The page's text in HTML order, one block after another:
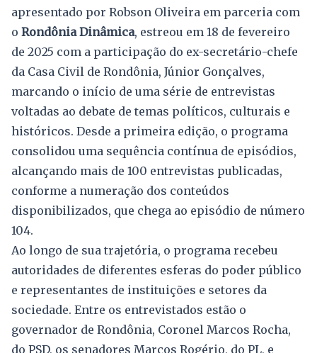
apresentado por Robson Oliveira em parceria com
o Rondônia Dinâmica, estreou em 18 de fevereiro
de 2025 com a participação do ex-secretário-chefe
da Casa Civil de Rondônia, Júnior Gonçalves,
marcando o início de uma série de entrevistas
voltadas ao debate de temas políticos, culturais e
históricos. Desde a primeira edição, o programa
consolidou uma sequência contínua de episódios,
alcançando mais de 100 entrevistas publicadas,
conforme a numeração dos conteúdos
disponibilizados, que chega ao episódio de número
104.
Ao longo de sua trajetória, o programa recebeu
autoridades de diferentes esferas do poder público
e representantes de instituições e setores da
sociedade. Entre os entrevistados estão o
governador de Rondônia, Coronel Marcos Rocha,
do PSD, os senadores Marcos Rogério, do PL, e